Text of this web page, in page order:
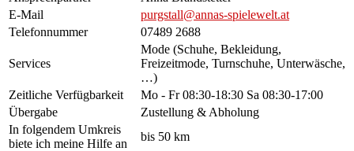
E-Mail
purgstall@annas-spielewelt.at
Telefonnummer
07489 2688
Services
Mode (Schuhe, Bekleidung,
Freizeitmode, Turnschuhe, Unterwäsche,
…)
Zeitliche Verfügbarkeit
Mo - Fr 08:30-18:30 Sa 08:30-17:00
Übergabe
Zustellung & Abholung
In folgendem Umkreis
biete ich meine Hilfe an
bis 50 km